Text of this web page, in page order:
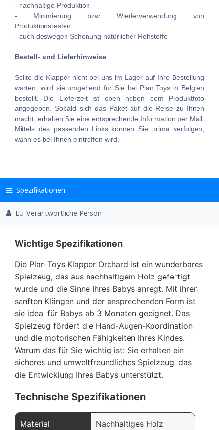
- nachhaltige Produktion
- Minimierung bzw. Wiederverwendung von
Produktionsresten
- auch deswegen Schonung natürlicher Rohstoffe
Bestell- und Lieferhinweise
Sollte die Klapper nicht bei uns im Lager auf Ihre Bestellung
warten, wird sie umgehend für Sie bei Plan Toys in Belgien
bestellt. Die Lieferzeit ist oben neben dem Produktfoto
angegeben. Sobald sich das Paket auf die Reise zu Ihnen
macht, erhalten Sie eine entsprechende Information per Mail.
Mittels des passenden Links können Sie prima verfolgen,
wann es bei Ihnen eintreffen wird.
Spezifikationen
EU-Verantwortliche Person
Wichtige Spezifikationen
Die Plan Toys Klapper Orchard ist ein wunderbares
Spielzeug, das aus nachhaltigem Holz gefertigt
wurde und die Sinne Ihres Babys anregt. Mit ihren
sanften Klängen und der ansprechenden Form ist
sie ideal für Babys ab 3 Monaten geeignet. Das
Spielzeug fördert die Hand-Augen-Koordination
und die motorischen Fähigkeiten Ihres Kindes.
Warum das für Sie wichtig ist: Sie erhalten ein
sicheres und umweltfreundliches Spielzeug, das
die Entwicklung Ihres Babys unterstützt.
Technische Spezifikationen
Material Nachhaltiges Holz